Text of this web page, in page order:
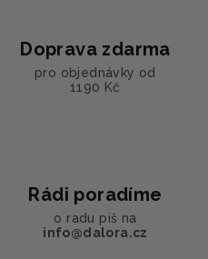
Doprava zdarma
pro objednávky od
1190 Kč
Rádi poradíme
o radu piš na
info@dalora.cz